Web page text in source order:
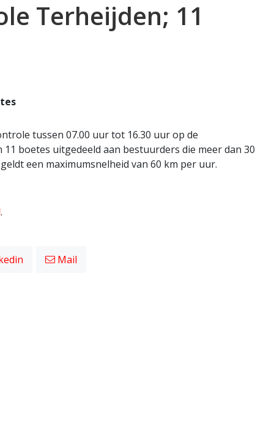
Terheijden; 11
tussen 07.00 uur tot 16.30 uur op de
boetes uitgedeeld aan bestuurders die meer dan 30
een maximumsnelheid van 60 km per uur.
.
Mail